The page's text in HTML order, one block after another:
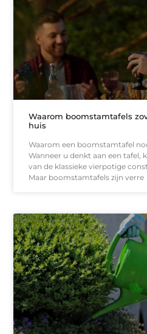
Waarom boomstamtafels
huis
Waarom een boomstamtafel
Wanneer u denkt aan een tafel,
van de klassieke vierpotige
Maar boomstamtafels zijn verre